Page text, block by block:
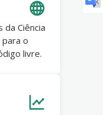
da Ciência
o
livre.